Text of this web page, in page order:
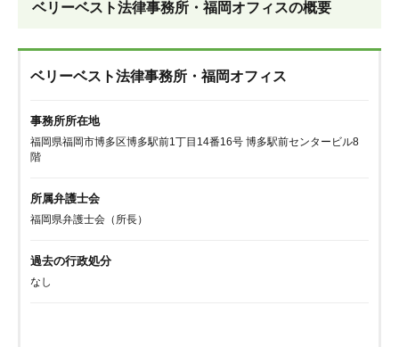
ベリーベスト法律事務所・福岡オフィスの概要
ベリーベスト法律事務所・福岡オフィス
事務所所在地
福岡県福岡市博多区博多駅前1丁目14番16号 博多駅前センタービル8
階
所属弁護士会
福岡県弁護士会（所長）
過去の行政処分
なし